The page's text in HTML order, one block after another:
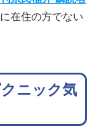
在住の方でない
ニック気